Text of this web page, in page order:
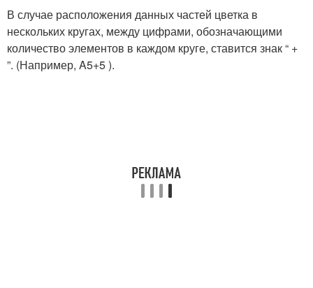
В случае расположения данных частей цветка в
нескольких кругах, между цифрами, обозначающими
количество элементов в каждом круге, ставится знак “ +
”. (Например, A5+5).